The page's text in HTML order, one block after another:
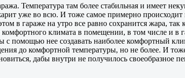
Температура там более стабильная и имеет
уже во всю. И тоже самое примерно
гараже на утро все равно сохранится жара, так
климата в помещении, в том числе и в
помощью нее создавать наиболее комфортный
до комфортной температуры, но не более. И
дабы внутри не получилось своеобразное